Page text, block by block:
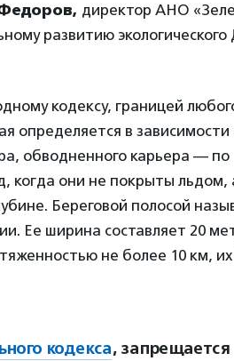
директор АНО
развитию
кодексу, границей
определяется в
обводненного карьера — по
когда они не покрыты льдом,
Береговой полосой
Ее ширина составляет 20
не более 10 км,
кодекса, запрещается